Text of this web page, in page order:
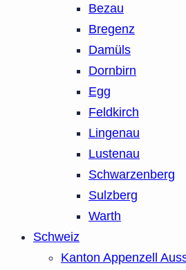
Bezau
Bregenz
Damüls
Dornbirn
Egg
Feldkirch
Lingenau
Lustenau
Schwarzenberg
Sulzberg
Warth
Schweiz
Kanton Appenzell